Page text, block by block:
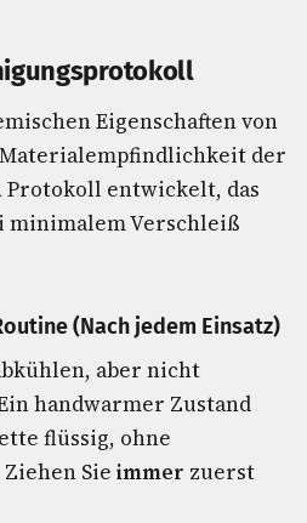
Eigenschaften von
der
Protokoll entwickelt, das
minimalem Verschleiß
(Nach jedem Einsatz)
aber nicht
handwarmer Zustand
flüssig, ohne
Sie immer zuerst